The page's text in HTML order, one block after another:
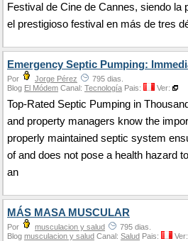
Festival de Cine de Cannes, siendo
el prestigioso festival en más de tres
Emergency Septic Pumping:
Por Jorge Pérez
795 dias.
Blog El Módem Canal: Tecnología Pais: Ver:
Top-Rated Septic Pumping in
and property managers know the
properly maintained septic system
of and does not pose a health hazard
an
MÁS MASA MUSCULAR
Por musculacion y salud
795 dias.
Blog musculacion y salud Canal: Salud Pais: Ver: